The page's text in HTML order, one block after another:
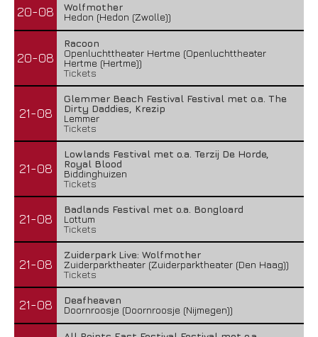
20-08
Wolfmother
Hedon (Hedon (Zwolle))
20-08
Racoon
Openluchttheater Hertme (Openluchttheater
Hertme (Hertme))
Tickets
21-08
Glemmer Beach Festival Festival met o.a. The
Dirty Daddies, Krezip
Lemmer
Tickets
21-08
Lowlands Festival met o.a. Terzij De Horde,
Royal Blood
Biddinghuizen
Tickets
21-08
Badlands Festival met o.a. Bongloard
Lottum
Tickets
21-08
Zuiderpark Live: Wolfmother
Zuiderparktheater (Zuiderparktheater (Den Haag))
Tickets
21-08
Deafheaven
Doornroosje (Doornroosje (Nijmegen))